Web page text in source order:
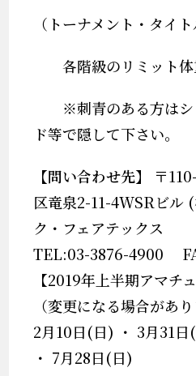
（トーナメント・タイト
各階級のリミット体
※刺青のある方は
ド等で隠して下さい。
【問い合わせ先】
〒
区竜泉2-11-4WSRビル
ク・フェアテックス
TEL:03-3876-4900
【2019年上半期アマチ
（変更になる場合があり
2月10日(日) ・ 3月31
・ 7月28日(日)